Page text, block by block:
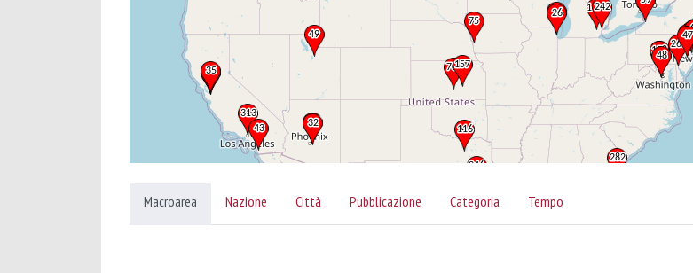
Macroarea Nazione Città Pubblicazione Categoria Tempo